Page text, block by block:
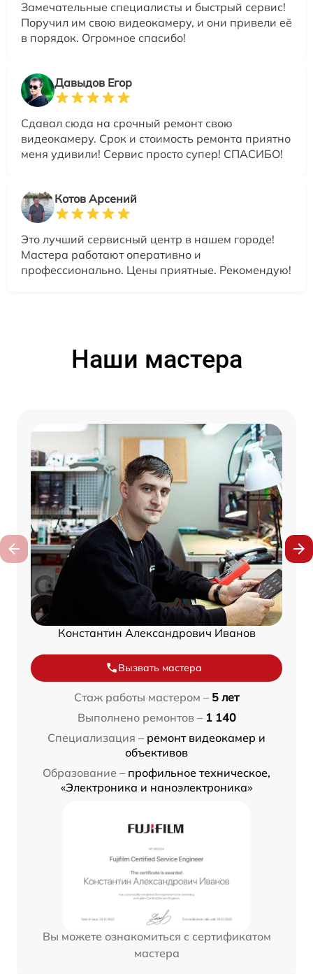
Замечательные специалисты и быстрый сервис!
Поручил им свою видеокамеру, и они привели её
в порядок. Огромное спасибо!
Давыдов Егор
Сдавал сюда на срочный ремонт свою
видеокамеру. Срок и стоимость ремонта приятно
меня удивили! Сервис просто супер! СПАСИБО!
Котов Арсений
Это лучший сервисный центр в нашем городе!
Мастера работают оперативно и
профессионально. Цены приятные. Рекомендую!
Наши мастера
Константин Александрович Иванов
Вызвать мастера
Стаж работы мастером – 5 лет
Выполнено ремонтов – 1 140
Специализация – ремонт видеокамер и
объективов
Образование – профильное техническое,
«Электроника и наноэлектроника»
Вы можете ознакомиться с сертификатом
мастера